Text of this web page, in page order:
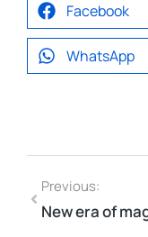
Facebook
WhatsApp
Previous: